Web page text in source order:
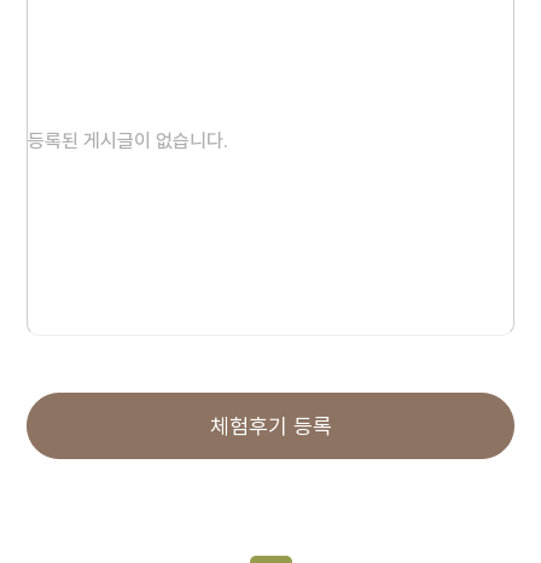
등록된 게시글이 없습니다.
체험후기 등록